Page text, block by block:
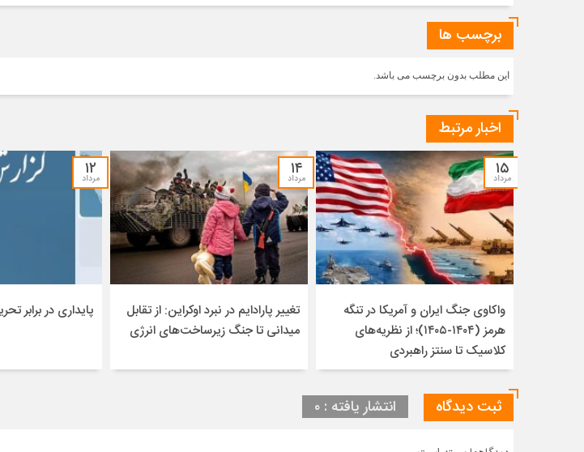
برچسب ها
این مطلب بدون برچسب می باشد.
اخبار مرتبط
۱۵
مرداد
واکاوی جنگ ایران و آمریکا در تنگه
هرمز (۱۴۰۴-۱۴۰۵)؛ از نظریه‌های
کلاسیک تا سنتز راهبردی
۱۴
مرداد
تغییر پارادایم در نبرد اوکراین: از تقابل
میدانی تا جنگ زیرساخت‌های انرژی
۱۲
مرداد
پایداری در برابر
ثبت دیدگاه انتشار یافته : ۰